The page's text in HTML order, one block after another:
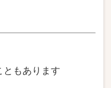
ともあります